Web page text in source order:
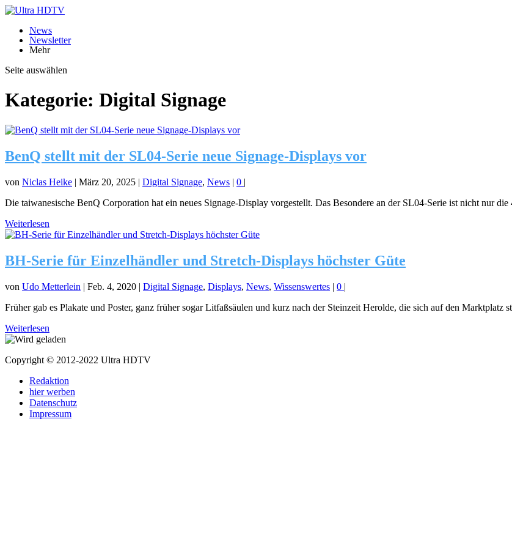
News
Newsletter
Mehr
Seite auswählen
Kategorie: Digital Signage
BenQ stellt mit der SL04-Serie neue Signage-Displays vor
von Niclas Heike | März 20, 2025 | Digital Signage, News | 0 |
Die taiwanesische BenQ Corporation hat ein neues Signage-Display vorgestellt. Das Besondere an der SL04-Serie ist nicht nur
Weiterlesen
BH-Serie für Einzelhändler und Stretch-Displays höchster Güte
von Udo Metterlein | Feb. 4, 2020 | Digital Signage, Displays, News, Wissenswertes | 0 |
Früher gab es Plakate und Poster, ganz früher sogar Litfaßsäulen und kurz nach der Steinzeit Herolde, die sich auf den
Weiterlesen
Copyright © 2012-2022 Ultra HDTV
Redaktion
hier werben
Datenschutz
Impressum